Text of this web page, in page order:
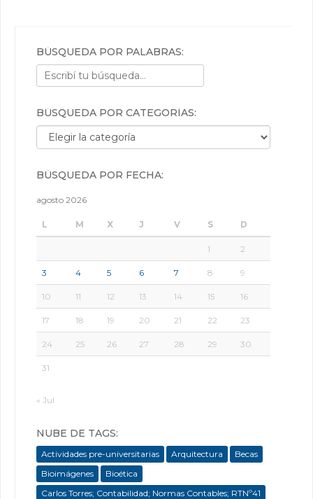
BÚSQUEDA POR PALABRAS:
BÚSQUEDA POR CATEGORÍAS:
Búsqueda por categorías:
BÚSQUEDA POR FECHA:
agosto 2026
L M X J V S D
1 2
3 4 5 6 7 8 9
10 11 12 13 14 15 16
17 18 19 20 21 22 23
24 25 26 27 28 29 30
31
« Jul
NUBE DE TAGS:
Actividades pre-universitarias Arquitectura
Becas
Bioimágenes
Bioética
Carlos Torres; Contabilidad; Normas Contables; RTNº41